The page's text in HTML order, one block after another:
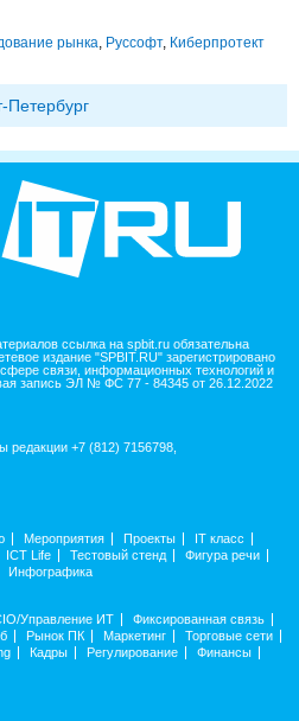
рынка Руссофт, Киберпротект
Петербург
ссылка на spbit.ru обязательна
издание "SPBIT.RU" зарегистрировано
связи, информационных технологий и
запись ЭЛ № ФС 77 - 84345 от 26.12.2022
редакции +7 (812) 7156798,
Мероприятия Проекты
IT класс
ICT Life Тестовый стенд
Фигура речи
Инфографика
Управление ИТ
Фиксированная связь
Рынок ПК Маркетинг
Торговые сети
Кадры Регулирование
Финансы